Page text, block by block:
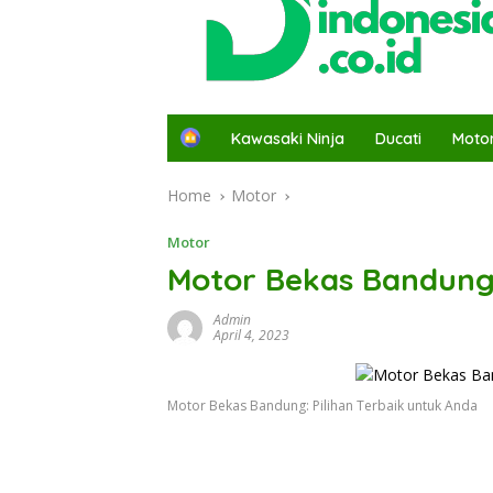
H
e
Kawasaki Ninja Ducati
Home Motor
Motor
Motor Bekas
Admin
April 4, 2023
Motor Bekas Bandung: Pilihan Terbaik untuk Anda